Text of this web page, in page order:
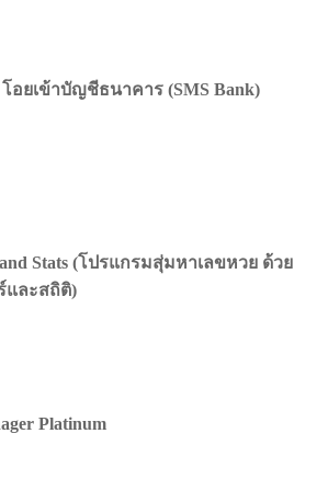
อยเข้าบัญชีธนาคาร (SMS Bank)
Stats (โปรแกรมสุ่มหาเลขหวย ด้วย
และสถิติ)
Platinum